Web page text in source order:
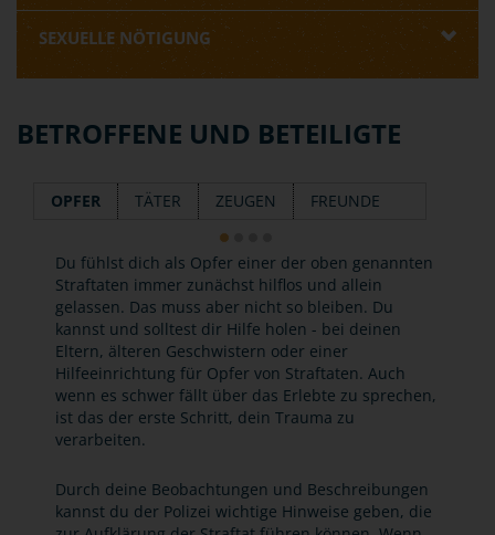
SEXUELLE NÖTIGUNG
BETROFFENE UND BETEILIGTE
OPFER TÄTER ZEUGEN FREUNDE
Du fühlst dich als Opfer einer der oben genannten
Straftaten immer zunächst hilflos und allein
gelassen. Das muss aber nicht so bleiben. Du
kannst und solltest dir Hilfe holen - bei deinen
Eltern, älteren Geschwistern oder einer
Hilfeeinrichtung für Opfer von Straftaten. Auch
wenn es schwer fällt über das Erlebte zu sprechen,
ist das der erste Schritt, dein Trauma zu
verarbeiten.
Durch deine Beobachtungen und Beschreibungen
kannst du der Polizei wichtige Hinweise geben, die